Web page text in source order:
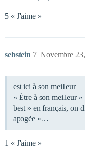
5 « J'aime »
sebstein Novembre
7
est ici à son meilleur
« Être à son meilleur »
best » en français, on
apogée »…
1 « J'aime »